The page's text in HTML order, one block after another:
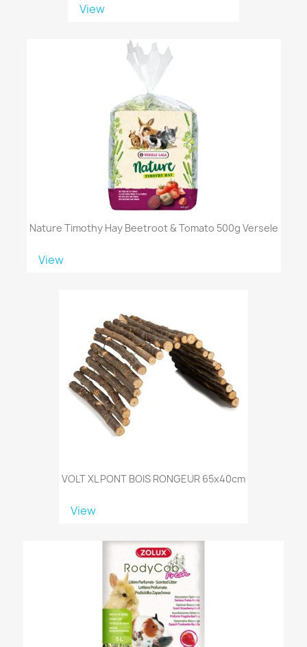
View
Nature Timothy Hay Beetroot & Tomato 500g Versele
View
VOLT XL PONT BOIS RONGEUR 65x40cm
View